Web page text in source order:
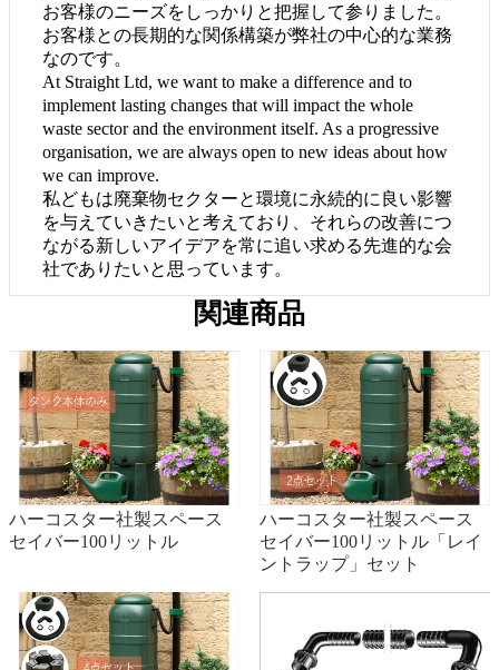
お客様のニーズをしっかりと把握して参りました。
お客様との長期的な関係構築が弊社の中心的な業務
なのです。
At Straight Ltd, we want to make a difference and to
implement lasting changes that will impact the whole
waste sector and the environment itself. As a progressive
organisation, we are always open to new ideas about how
we can improve.
私どもは廃棄物セクターと環境に永続的に良い影響
を与えていきたいと考えており、それらの改善につ
ながる新しいアイデアを常に追い求める先進的な会
社でありたいと思っています。
関連商品
ハーコスター社製スペース
セイバー100リットル
ハーコスター社製スペース
セイバー100リットル「レイ
ントラップ」セット